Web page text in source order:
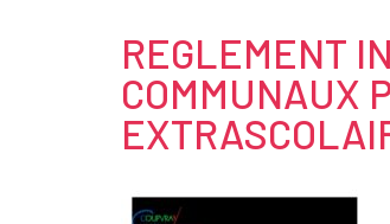
REGLEMENT
COMMUNAUX